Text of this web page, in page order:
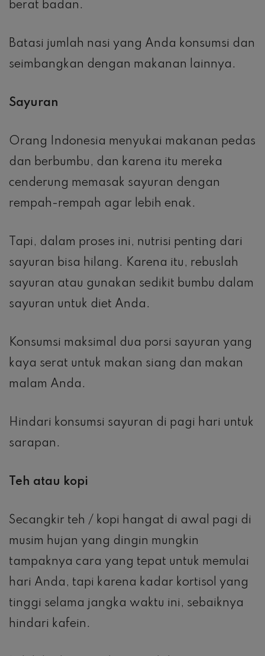
berat badan.
Batasi jumlah nasi yang Anda konsumsi dan
seimbangkan dengan makanan lainnya.
Sayuran
Orang Indonesia menyukai makanan pedas
dan berbumbu, dan karena itu mereka
cenderung memasak sayuran dengan
rempah-rempah agar lebih enak.
Tapi, dalam proses ini, nutrisi penting dari
sayuran bisa hilang. Karena itu, rebuslah
sayuran atau gunakan sedikit bumbu dalam
sayuran untuk diet Anda.
Konsumsi maksimal dua porsi sayuran yang
kaya serat untuk makan siang dan makan
malam Anda.
Hindari konsumsi sayuran di pagi hari untuk
sarapan.
Teh atau kopi
Secangkir teh / kopi hangat di awal pagi di
musim hujan yang dingin mungkin
tampaknya cara yang tepat untuk memulai
hari Anda, tapi karena kadar kortisol yang
tinggi selama jangka waktu ini, sebaiknya
hindari kafein.